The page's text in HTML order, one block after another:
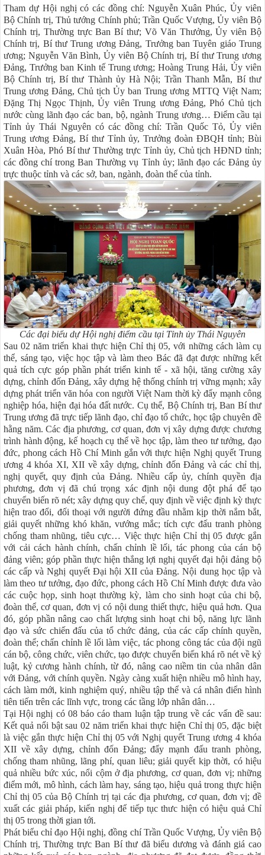
Tham dự Hội nghị có các đồng chí: Nguyễn Xuân Phúc, Ủy viên
Bộ Chính trị, Thủ tướng Chính phủ; Trần Quốc Vượng, Ủy viên Bộ
Chính trị, Thường trực Ban Bí thư; Võ Văn Thưởng, Ủy viên Bộ
Chính trị, Bí thư Trung ương Đảng, Trưởng ban Tuyên giáo Trung
ương; Nguyễn Văn Bình, Ủy viên Bộ Chính trị, Bí thư Trung ương
Đảng, Trưởng ban Kinh tế Trung ương; Hoàng Trung Hải, Ủy viên
Bộ Chính trị, Bí thư Thành ủy Hà Nội; Trần Thanh Mẫn, Bí thư
Trung ương Đảng, Chủ tịch Ủy ban Trung ương MTTQ Việt Nam;
Đặng Thị Ngọc Thịnh, Ủy viên Trung ương Đảng, Phó Chủ tịch
nước cùng lãnh đạo các ban, bộ, ngành Trung ương… Điểm cầu tại
Tỉnh ủy Thái Nguyên có các đồng chí: Trần Quốc Tỏ, Ủy viên
Trung ương Đảng, Bí thư Tỉnh ủy, Trưởng đoàn ĐBQH tỉnh; Bùi
Xuân Hòa, Phó Bí thư Thường trực Tỉnh ủy, Chủ tịch HĐND tỉnh;
các đồng chí trong Ban Thường vụ Tỉnh ủy; lãnh đạo các Đảng ủy
trực thuộc tỉnh và các sở, ban, ngành, đoàn thể của tỉnh.
Các đại biểu dự Hội nghị điểm cầu tại Tỉnh ủy Thái Nguyên
Sau 02 năm triển khai thực hiện Chỉ thị 05, với những cách làm cụ
thể, sáng tạo, việc học tập và làm theo Bác đã đạt được những kết
quả tích cực góp phần phát triển kinh tế - xã hội, tăng cường xây
dựng, chỉnh đốn Đảng, xây dựng hệ thống chính trị vững mạnh; xây
dựng phát triển văn hóa con người Việt Nam thời kỳ đẩy mạnh công
nghiệp hóa, hiện đại hóa đất nước. Cụ thể, Bộ Chính trị, Ban Bí thư
Trung ương đã trực tiếp lãnh đạo, chỉ đạo tổ chức, học tập chuyên đề
hằng năm. Các địa phương, cơ quan, đơn vị xây dựng được chương
trình hành động, kế hoạch cụ thể về học tập, làm theo tư tưởng, đạo
đức, phong cách Hồ Chí Minh gắn với thực hiện Nghị quyết Trung
ương 4 khóa XI, XII về xây dựng, chỉnh đốn Đảng và các chỉ thị,
nghị quyết, quy định của Đảng. Nhiều cấp ủy, chính quyền địa
phương, đơn vị đã chú trọng xác định nội dung đột phá để tạo
chuyển biến rõ nét; xây dựng quy chế, quy định về việc định kỳ thực
hiện trao đổi, đối thoại với người đứng đầu nhằm kịp thời nắm bắt,
giải quyết những khó khăn, vướng mắc; tích cực đấu tranh phòng
chống tham nhũng, tiêu cực… Việc thực hiện Chỉ thị 05 được gắn
với cải cách hành chính, chấn chỉnh lề lối, tác phong của cán bộ
đảng viên; góp phần thực hiện thắng lợi nghị quyết đại hội đảng bộ
các cấp và Nghị quyết Đại hội XII của Đảng. Nội dung học tập và
làm theo tư tưởng, đạo đức, phong cách Hồ Chí Minh được đưa vào
các cuộc họp, sinh hoạt thường kỳ, làm cho sinh hoạt của chi bộ,
đoàn thể, cơ quan, đơn vị có nội dung thiết thực, hiệu quả hơn. Qua
đó, góp phần nâng cao chất lượng sinh hoạt chi bộ, năng lực lãnh
đạo và sức chiến đấu của tổ chức đảng, của các cấp chính quyền,
đoàn thể; chấn chỉnh lề lối làm việc, tác phong công tác của đội ngũ
cán bộ, công chức, viên chức, tạo được chuyển biến khá rõ nét về kỷ
luật, kỷ cương hành chính, từ đó, nâng cao niềm tin của nhân dân
với Đảng, với chính quyền. Ngày càng xuất hiện nhiều mô hình hay,
cách làm mới, kinh nghiệm quý, nhiều tập thể và cá nhân điển hình
tiên tiến trên các lĩnh vực, trong các tầng lớp nhân dân…
Tại Hội nghị có 08 báo cáo tham luận tập trung về các vấn đề sau:
Kết quả nổi bật sau 02 năm triển khai thực hiện Chỉ thị 05, đặc biệt
là việc gắn thực hiện Chỉ thị 05 với Nghị quyết Trung ương 4 khóa
XII về xây dựng, chỉnh đốn Đảng; đẩy mạnh đấu tranh phòng,
chống tham nhũng, lãng phí, quan liêu; giải quyết kịp thời, có hiệu
quả nhiều bức xúc, nổi cộm ở địa phương, cơ quan, đơn vị; những
điểm mới, mô hình, cách làm hay, sáng tạo, hiệu quả trong thực hiện
Chỉ thị 05 của Bộ Chính trị tại các địa phương, cơ quan, đơn vị; đề
xuất các giải pháp, kiến nghị để tiếp tục thưc hiện có hiệu quả Chỉ
thị 05 trong thời gian tới.
Phát biểu chỉ đạo Hội nghị, đồng chí Trần Quốc Vượng, Ủy viên Bộ
Chính trị, Thường trực Ban Bí thư đã biểu dương và đánh giá cao